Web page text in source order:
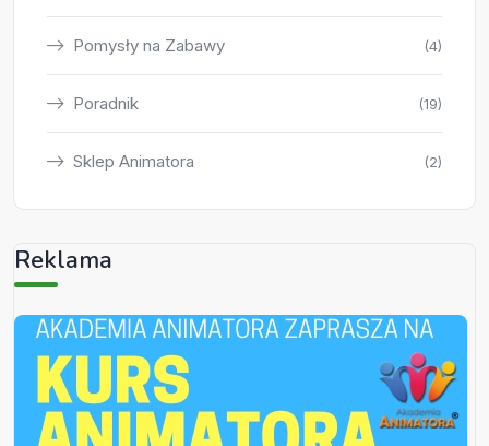
Pomysły na Zabawy (4)
Poradnik (19)
Sklep Animatora (2)
Reklama